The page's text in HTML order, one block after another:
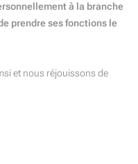
à la branche
prendre ses fonctions le
et nous réjouissons de